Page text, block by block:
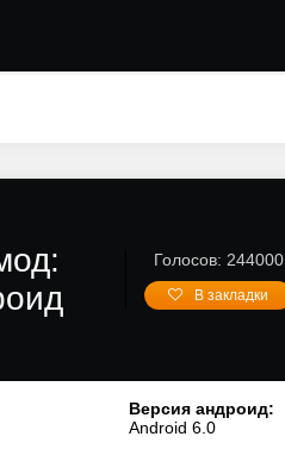
Голосов: 244000
В закладки
Версия андроид:
Android 6.0